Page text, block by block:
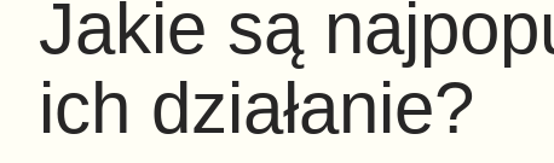
Jakie są
ich działanie?